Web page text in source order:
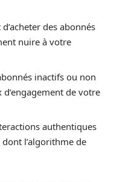
des abonnés
nuire à votre
inactifs ou non
de votre
authentiques
l’algorithme de